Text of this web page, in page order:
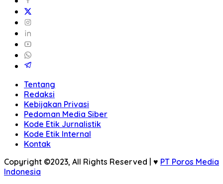
Tentang
Redaksi
Kebijakan Privasi
Pedoman Media Siber
Kode Etik Jurnalistik
Kode Etik Internal
Kontak
Copyright ©2023, All Rights Reserved | ♥ PT Poros Media
Indonesia